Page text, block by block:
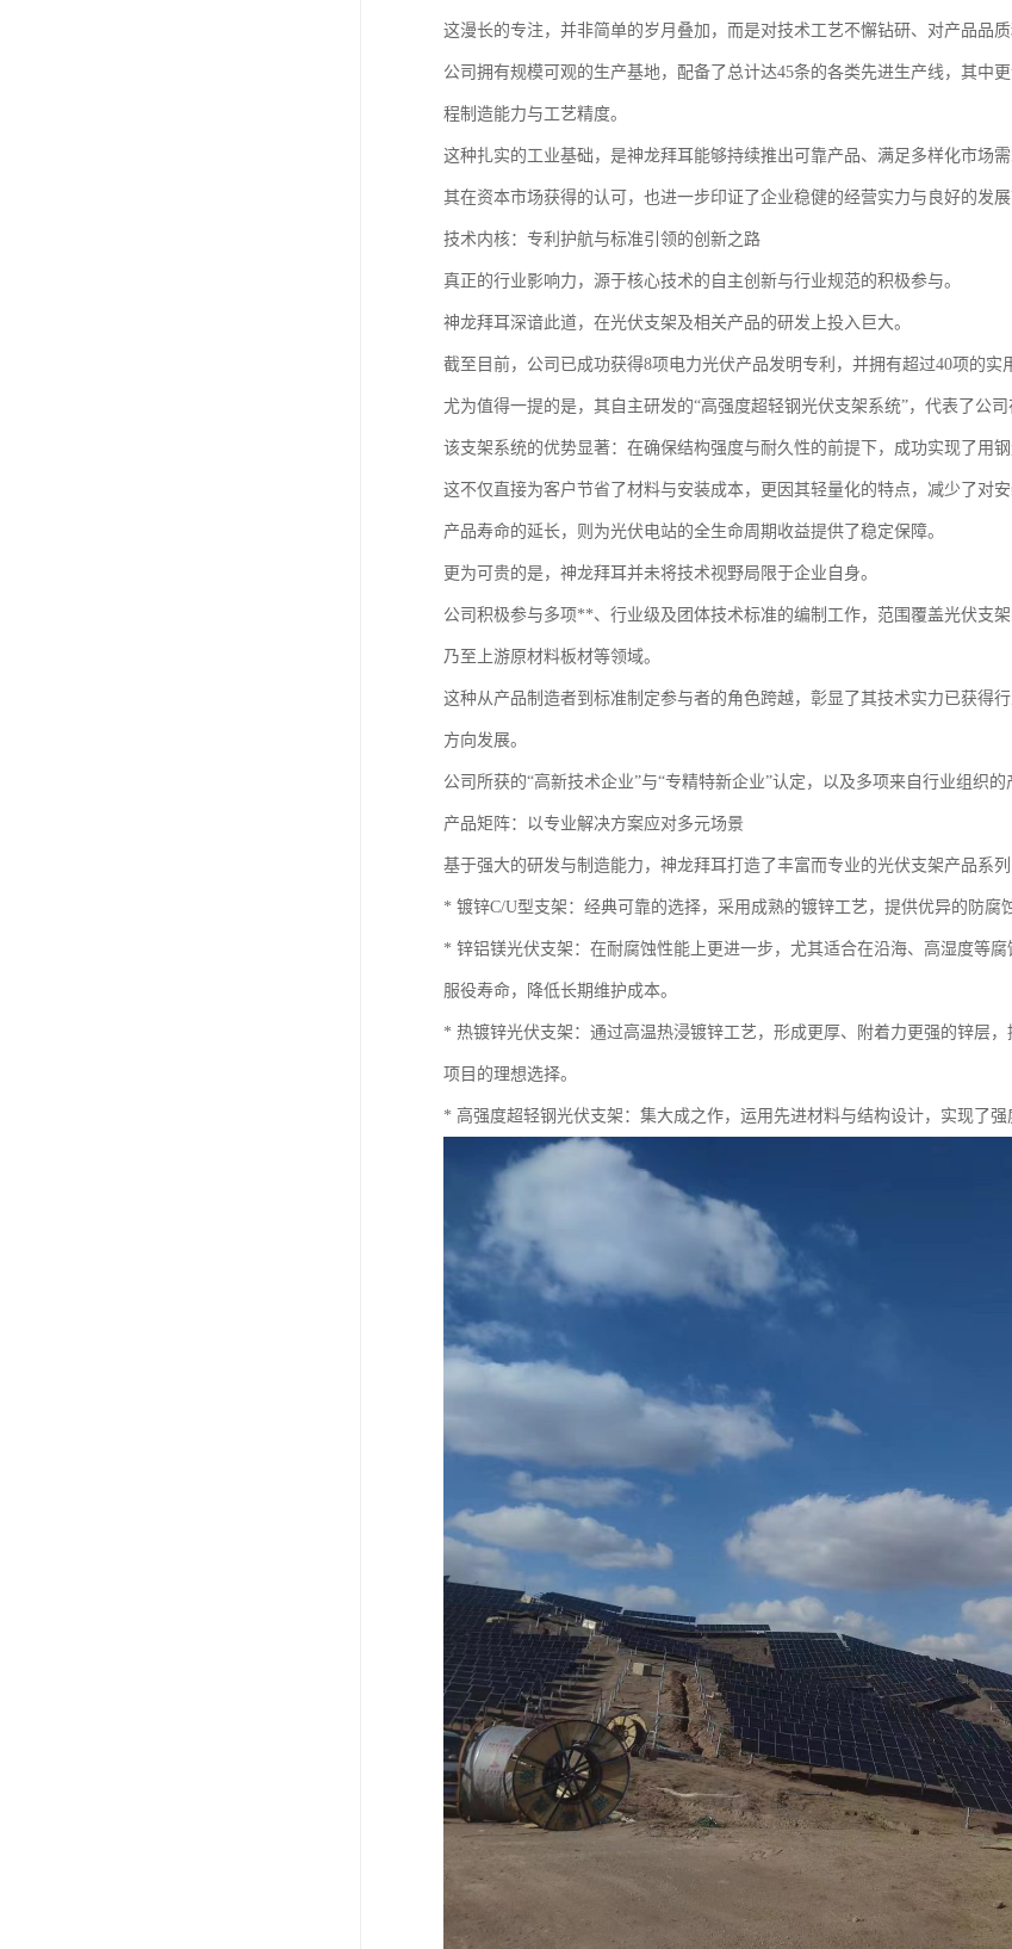
这漫长的专注，并非简单的岁月叠加，而是对技术工艺不懈钻研、对产品品
公司拥有规模可观的生产基地，配备了总计达45条的各类先进生产线，其中
程制造能力与工艺精度。
这种扎实的工业基础，是神龙拜耳能够持续推出可靠产品、满足多样化市场需
其在资本市场获得的认可，也进一步印证了企业稳健的经营实力与良好的发展
技术内核：专利护航与标准引领的创新之路
真正的行业影响力，源于核心技术的自主创新与行业规范的积极参与。
神龙拜耳深谙此道，在光伏支架及相关产品的研发上投入巨大。
截至目前，公司已成功获得8项电力光伏产品发明专利，并拥有超过40项的实
尤为值得一提的是，其自主研发的“高强度超轻钢光伏支架系统”，代表了公
该支架系统的优势显著：在确保结构强度与耐久性的前提下，成功实现了用
这不仅直接为客户节省了材料与安装成本，更因其轻量化的特点，减少了对
产品寿命的延长，则为光伏电站的全生命周期收益提供了稳定保障。
更为可贵的是，神龙拜耳并未将技术视野局限于企业自身。
公司积极参与多项**、行业级及团体技术标准的编制工作，范围覆盖光伏支
乃至上游原材料板材等领域。
这种从产品制造者到标准制定参与者的角色跨越，彰显了其技术实力已获得
方向发展。
公司所获的“高新技术企业”与“专精特新企业”认定，以及多项来自行业组织
产品矩阵：以专业解决方案应对多元场景
基于强大的研发与制造能力，神龙拜耳打造了丰富而专业的光伏支架产品系
* 镀锌C/U型支架：经典可靠的选择，采用成熟的镀锌工艺，提供优异的防腐
* 锌铝镁光伏支架：在耐腐蚀性能上更进一步，尤其适合在沿海、高湿度等
服役寿命，降低长期维护成本。
* 热镀锌光伏支架：通过高温热浸镀锌工艺，形成更厚、附着力更强的锌层
项目的理想选择。
* 高强度超轻钢光伏支架：集大成之作，运用先进材料与结构设计，实现了强